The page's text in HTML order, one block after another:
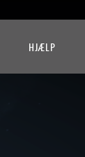
HJÆLP